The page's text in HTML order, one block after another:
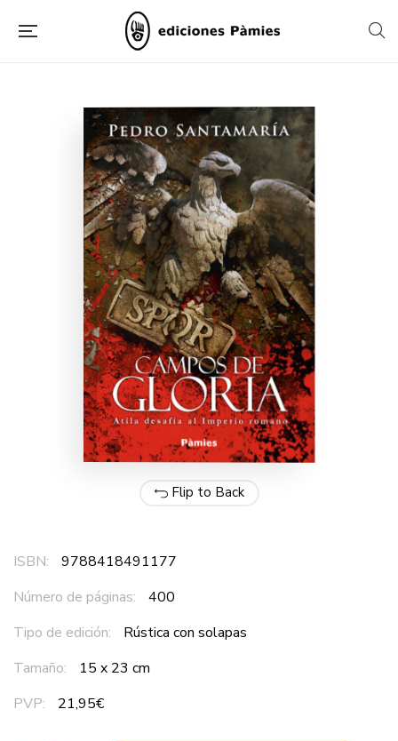
Flip to Back
ISBN:
9788418491177
Número de páginas:
400
Tipo de edición:
Rústica con solapas
Tamaño:
15 x 23 cm
PVP:
21,95€